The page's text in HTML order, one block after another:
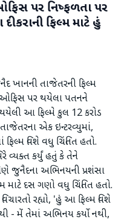
પર નિષ્ફળતા પર
દીકરાની ફિલ્મ માટે હું
ખાનની તાજેતરની ફિલ્મ
પર થયેલા પતનને
આ ફિલ્મે કુલ 12 કરોડ
એક ઇન્ટરવ્યુમાં,
વિશે વધુ ચિંતિત હતો.
વ્યક્ત કર્યું હતું કે તેને
જુનૈદના અભિનયની પ્રશંસા
માટે દસ ગણો વધુ ચિંતિત હતો.
રહ્યો, 'હું આ ફિલ્મ વિશે
- મેં તેમાં અભિનય કર્યો નથી,